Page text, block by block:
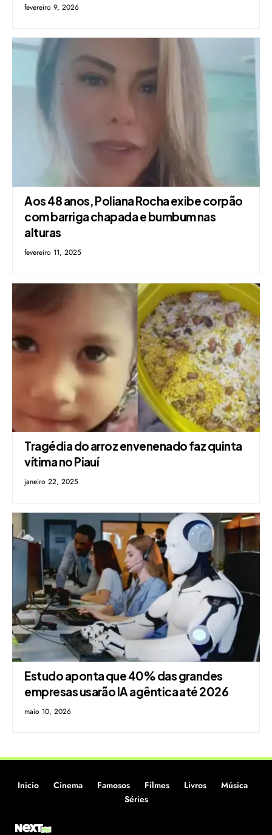
fevereiro 9, 2026
Aos 48 anos, Poliana Rocha exibe corpão
com barriga chapada e bumbum nas
alturas
fevereiro 11, 2025
Tragédia do arroz envenenado faz quinta
vítima no Piauí
janeiro 22, 2025
Estudo aponta que 40% das grandes
empresas usarão IA agêntica até 2026
maio 10, 2026
Inicio Cinema Famosos Filmes Livros
Música
Séries